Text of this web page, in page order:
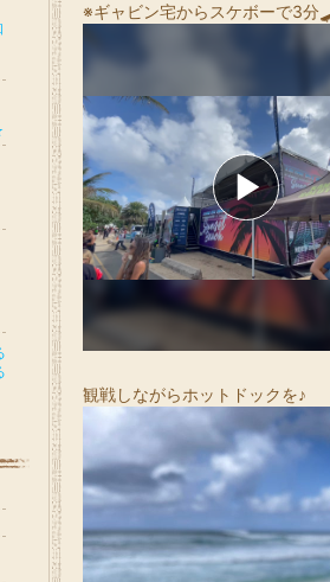
※ギャビン宅からスケボーで3分
観戦しながらホットドックを♪